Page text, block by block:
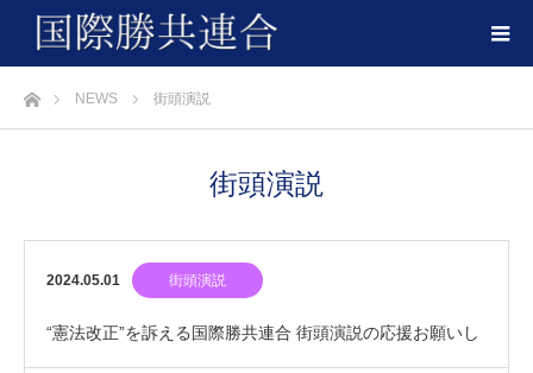
ホームNEWS 街頭演説
街頭演説
2024.05.01 街頭演説
“憲法改正”を訴える国際勝共連合 街頭演説の応援お願いし